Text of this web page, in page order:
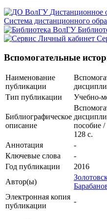
Дистанционное
Система дистанционного
Вспомогательные
Наименование
публикации
Тип публикации
Учебно-
Библиографическое
описание
пособие
128 с.
Аннотация
-
Ключевые cлова
-
Год публикации
2016
Автор(ы)
Электронная копия
публикации
-